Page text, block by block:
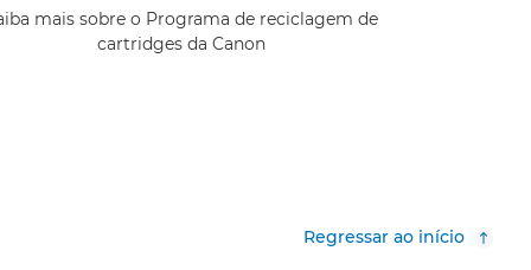
mais sobre o Programa de reciclagem de
cartridges da Canon
Regressar ao início